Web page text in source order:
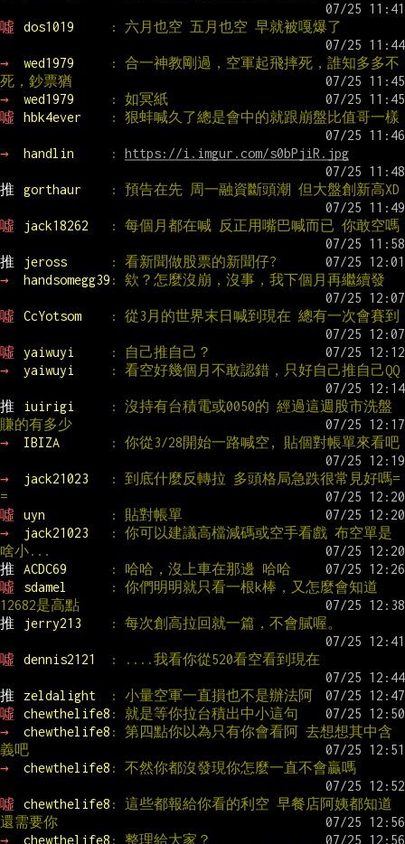
噓 dos1019 : 六月也空 五月也空 早就被嘎爆了
→ wed1979
: 合一神教剛過，空軍起飛摔死，誰知多多不
死，鈔票猶
→
wed1979
: 如冥紙
噓
hbk4ever : 狠蚌喊久了總是會中的就跟崩盤比值哥一樣
→ handlin : https://i.imgur.com/s0bPjiR.jpg
推 gorthaur : 預告在先 周一融資斷頭潮 但大盤創新高XD
噓 jack18262 : 每個月都在喊 反正用嘴巴喊而已 你敢空嗎
推 jeross
: 看新聞做股票的新聞仔?
→
handsomegg39 : 欸？怎麼沒崩，沒事，我下個月再繼續發
噓 CcYotsom : 從3月的世界末日喊到現在 總有一次會賽到
噓 yaiwuyi
: 自己推自己？
→
yaiwuyi : 看空好幾個月不敢認錯，只好自己推自己QQ
推 iuirigi
: 沒持有台積電或0050的 經過這週股市洗盤
賺的有多少
→
IBIZA : 你從3/28開始一路喊空, 貼個對帳單來看吧
→ jack21023
: 到底什麼反轉拉 多頭格局急跌很常見好嗎=
=
噓
uyn
: 貼對帳單
→
jack21023
: 你可以建議高檔減碼或空手看戲 布空單是
啥小...
推
ACDC69
: 哈哈，沒上車在那邊 哈哈
噓
sdamel
: 你們明明就只看一根k棒，又怎麼會知道
12682是高點
推
jerry213 : 每次創高拉回就一篇，不會膩喔。
噓 dennis2121 : ....我看你從520看空看到現在
推 zeldalight
: 小量空軍一直損也不是辦法阿
噓
chewthelife8 : 就是等你拉台積出中小這句
→
chewthelife8 : 第四點你以為只有你會看阿 去想想其中含
義吧
→
chewthelife8 : 不然你都沒發現你怎麼一直不會贏嗎
噓 chewthelife8 : 這些都報給你看的利空 早餐店阿姨都知道
還需要你
→
chewthelife8 : 整理給大家？